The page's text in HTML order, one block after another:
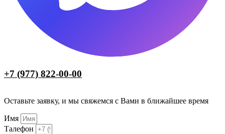
+7 (977) 822-00-00
Оставьте заявку, и мы свяжемся с Вами в ближайшее время
Имя
Талефон